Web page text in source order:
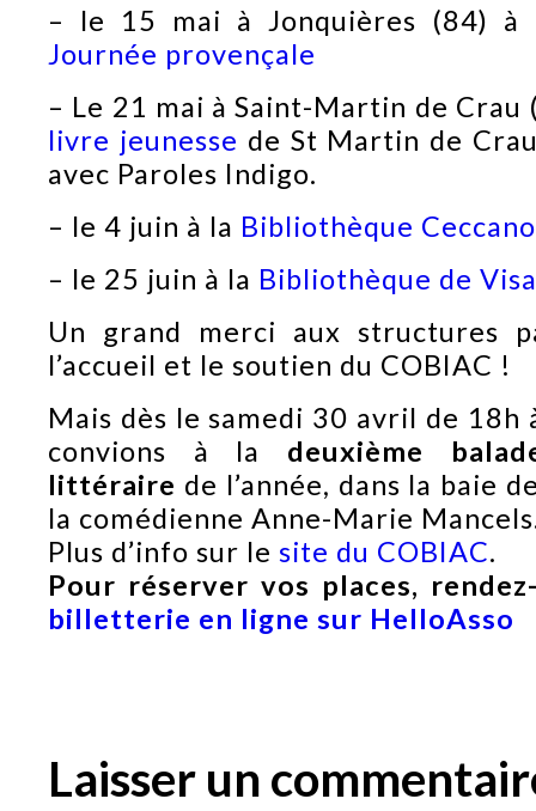
– le 15 mai à Jonquières (84) à
Journée provençale
– Le 21 mai à Saint-Martin de Crau
livre jeunesse de St Martin de
avec Paroles Indigo.
– le 4 juin à la Bibliothèque Ceccano
– le 25 juin à la Bibliothèque de
Un grand merci aux structures
l’accueil et le soutien du COBIAC !
Mais dès le samedi 30 avril de 18h
convions à la deuxième
littéraire de l’année, dans la baie
la comédienne Anne-Marie
Plus d’info sur le site du COBIAC.
Pour réserver vos places,
billetterie en ligne sur HelloAsso
Laisser un